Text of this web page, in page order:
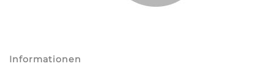
Informationen